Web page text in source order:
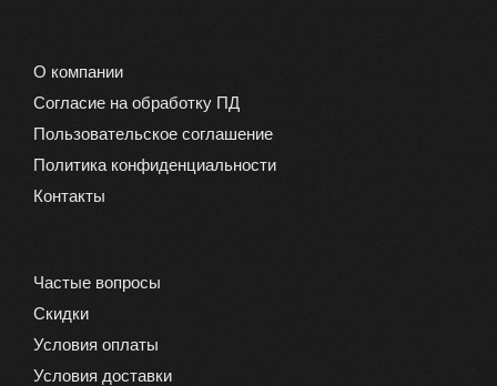
О компании
Согласие на обработку ПД
Пользовательское соглашение
Политика конфиденциальности
Контакты
Частые вопросы
Скидки
Условия оплаты
Условия доставки